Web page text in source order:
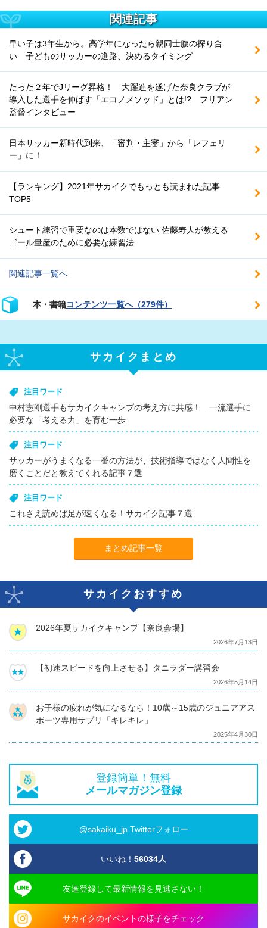
関連記事
早い子は3年生から。高学年になったら親同士腹の探り合
い 子どものサッカーの進路、決めるタイミング
たった２年でJリーグ昇格！ 大躍進を遂げた奈良クラブが
導入した選手を伸ばす「エコノメソッド」とは!? フリアン
監督インタビュー
日本サッカー新時代到来、「審判・主審」から「レフェリ
ー」に！
【ランキング】2021年サカイクでもっとも読まれた記事
TOP5
シュート練習で重要なのは本数ではない 佐藤寿人が教える
ゴール量産のために必要な練習法
関連記事一覧へ
本・書籍コンテンツ一覧へ（279件）
サカイクまとめ
注目ワード
中村憲剛選手もサカイクキャンプの考え方に共感！ 一流選手に
必要な「考える力」を育む一歩
注目ワード
サッカーがうまくなる一番の方法が、技術指導ではなく人間性を
磨くことだと教えてくれる記事７選
注目ワード
これさえ読めば足が速くなる！サカイク記事７選
まとめ記事一覧
サカイクおすすめ
2026年夏サカイクキャンプ【奈良会場】
2026年7月13日
【初速スピードを向上させる】タニラダー講習会
2026年5月14日
お子様の疲れが気になるなら！10歳～15歳のジュニアアス
ポーツ専用サプリ「キレキレ」
2025年4月30日
登録簡単！無料
メールマガジン登録
@sakaiku_jp Twitterフォロー
いいね！ 56034人
友達登録して最新情報を見逃さない！
サカイクのイベントの様子をチェック